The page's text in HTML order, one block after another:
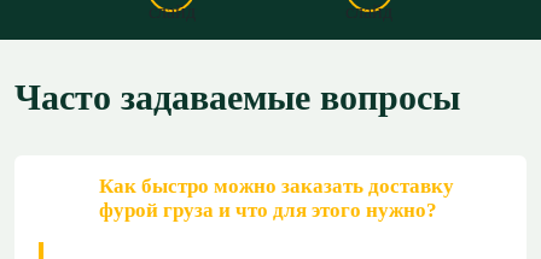
Часто задаваемые вопросы
Как быстро можно заказать доставку
фурой груза и что для этого нужно?